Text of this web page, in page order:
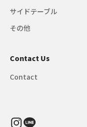
サイドテーブル
その他
Contact Us
Contact